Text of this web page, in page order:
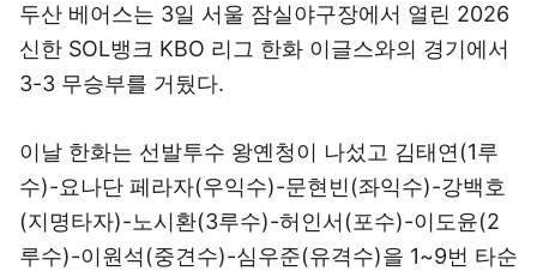
두산 베어스는 3일 서울 잠실야구장에서 열린 2026
신한 SOL뱅크 KBO 리그 한화 이글스와의 경기에서
3-3 무승부를 거뒀다.
이날 한화는 선발투수 왕옌청이 나섰고 김태연(1루
수)-요나단 페라자(우익수)-문현빈(좌익수)-강백호
(지명타자)-노시환(3루수)-허인서(포수)-이도윤(2
루수)-이원석(중견수)-심우준(유격수)을 1~9번 타순